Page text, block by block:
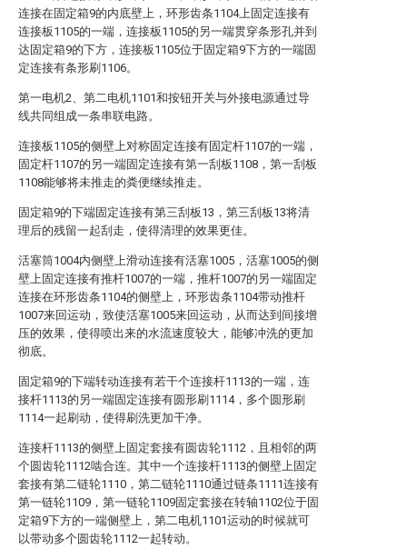
连接在固定箱9的内底壁上，环形齿条1104上固定连接有
连接板1105的一端，连接板1105的另一端贯穿条形孔并到
达固定箱9的下方，连接板1105位于固定箱9下方的一端固
定连接有条形刷1106。
第一电机2、第二电机1101和按钮开关与外接电源通过导
线共同组成一条串联电路。
连接板1105的侧壁上对称固定连接有固定杆1107的一端，
固定杆1107的另一端固定连接有第一刮板1108，第一刮板
1108能够将未推走的粪便继续推走。
固定箱9的下端固定连接有第三刮板13，第三刮板13将清
理后的残留一起刮走，使得清理的效果更佳。
活塞筒1004内侧壁上滑动连接有活塞1005，活塞1005的侧
壁上固定连接有推杆1007的一端，推杆1007的另一端固定
连接在环形齿条1104的侧壁上，环形齿条1104带动推杆
1007来回运动，致使活塞1005来回运动，从而达到间接增
压的效果，使得喷出来的水流速度较大，能够冲洗的更加
彻底。
固定箱9的下端转动连接有若干个连接杆1113的一端，连
接杆1113的另一端固定连接有圆形刷1114，多个圆形刷
1114一起刷动，使得刷洗更加干净。
连接杆1113的侧壁上固定套接有圆齿轮1112，且相邻的两
个圆齿轮1112啮合连。其中一个连接杆1113的侧壁上固定
套接有第二链轮1110，第二链轮1110通过链条1111连接有
第一链轮1109，第一链轮1109固定套接在转轴1102位于固
定箱9下方的一端侧壁上，第二电机1101运动的时候就可
以带动多个圆齿轮1112一起转动。